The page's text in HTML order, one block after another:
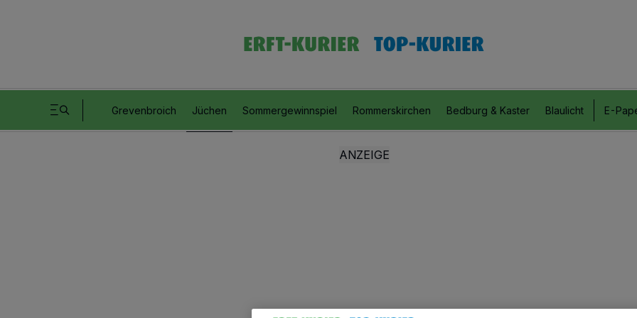
Grevenbroich Jüchen Sommergewinnspiel Rommerskirchen Bedburg & Kaster Blaulicht E-